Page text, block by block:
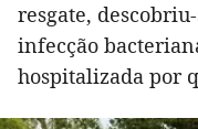
resgate,
infecção
hospitalizada por